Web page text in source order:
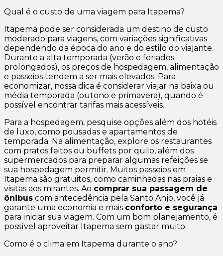
Qual é o custo de uma viagem para Itapema?
Itapema pode ser considerada um destino de custo
moderado para viagens, com variações significativas
dependendo da época do ano e do estilo do viajante.
Durante a alta temporada (verão e feriados
prolongados), os preços de hospedagem, alimentação
e passeios tendem a ser mais elevados. Para
economizar, nossa dica é considerar viajar na baixa ou
média temporada (outono e primavera), quando é
possível encontrar tarifas mais acessíveis.
Para a hospedagem, pesquise opções além dos hotéis
de luxo, como pousadas e apartamentos de
temporada. Na alimentação, explore os restaurantes
com pratos feitos ou buffets por quilo, além dos
supermercados para preparar algumas refeições se
sua hospedagem permitir. Muitos passeios em
Itapema são gratuitos, como caminhadas nas praias e
visitas aos mirantes. Ao comprar sua passagem de
ônibus com antecedência pela Santo Anjo, você já
garante uma economia e mais conforto e segurança
para iniciar sua viagem. Com um bom planejamento, é
possível aproveitar Itapema sem gastar muito.
Como é o clima em Itapema durante o ano?